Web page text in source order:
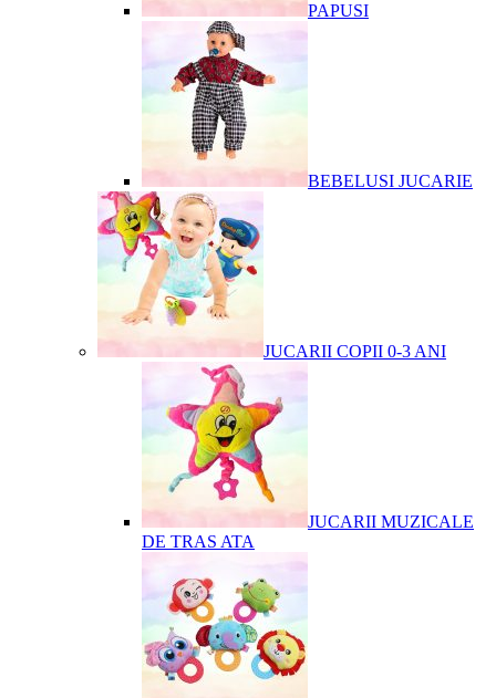
PAPUSI
BEBELUSI JUCARIE
JUCARII COPII 0-3 ANI
JUCARII MUZICALE
DE TRAS ATA